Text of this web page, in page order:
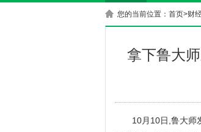
您的当前位置： 首页>财
拿下鲁大
10月10日,鲁大师